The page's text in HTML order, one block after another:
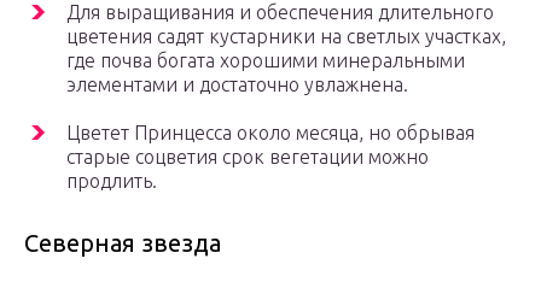
Для выращивания и обеспечения длительного
цветения садят кустарники на светлых участках,
где почва богата хорошими минеральными
элементами и достаточно увлажнена.
Цветет Принцесса около месяца, но обрывая
старые соцветия срок вегетации можно
продлить.
Северная звезда